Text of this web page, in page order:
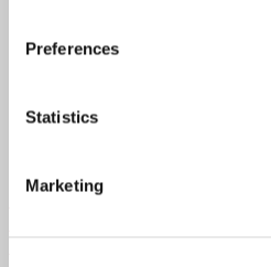
Preferences
Statistics
Marketing
DinnerBooking.com
2300 København S.
DinnerBooking.com